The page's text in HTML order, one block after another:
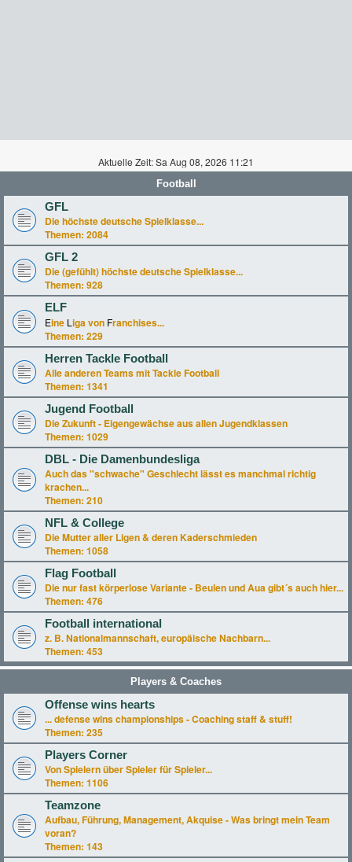
Aktuelle Zeit: Sa Aug 08, 2026 11:21
Football
GFL
Die höchste deutsche Spielklasse...
Themen: 2084
GFL 2
Die (gefühlt) höchste deutsche Spielklasse...
Themen: 928
ELF
Eine L iga von Franchises...
Themen: 229
Herren Tackle Football
Alle anderen Teams mit Tackle Football
Themen: 1341
Jugend Football
Die Zukunft - Eigengewächse aus allen Jugendklassen
Themen: 1029
DBL - Die Damenbundesliga
Auch das "schwache" Geschlecht lässt es manchmal richtig
krachen...
Themen: 210
NFL & College
Die Mutter aller Ligen & deren Kaderschmieden
Themen: 1058
Flag Football
Die nur fast körperlose Variante - Beulen und Aua gibt´s auch hier...
Themen: 476
Football international
z. B. Nationalmannschaft, europäische Nachbarn...
Themen: 453
Players & Coaches
Offense wins hearts
... defense wins championships - Coaching staff & stuff!
Themen: 235
Players Corner
Von Spielern über Spieler für Spieler...
Themen: 1106
Teamzone
Aufbau, Führung, Management, Akquise - Was bringt mein Team
voran?
Themen: 143